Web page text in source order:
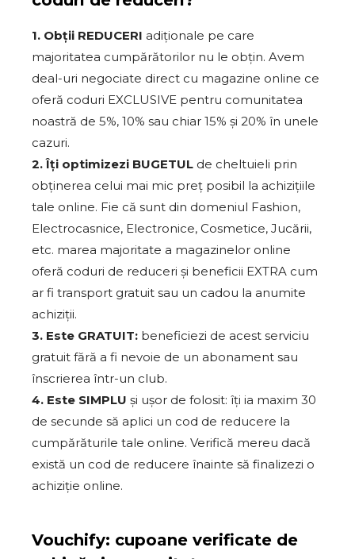
1. Obții REDUCERI adiționale pe care
majoritatea cumpărătorilor nu le obțin. Avem
deal-uri negociate direct cu magazine online ce
oferă coduri EXCLUSIVE pentru comunitatea
noastră de 5%, 10% sau chiar 15% și 20% în unele
cazuri.
2. Îți optimizezi BUGETUL de cheltuieli prin
obținerea celui mai mic preț posibil la achizițiile
tale online. Fie că sunt din domeniul Fashion,
Electrocasnice, Electronice, Cosmetice, Jucării,
etc. marea majoritate a magazinelor online
oferă coduri de reduceri și beneficii EXTRA cum
ar fi transport gratuit sau un cadou la anumite
achiziții.
3. Este GRATUIT: beneficiezi de acest serviciu
gratuit fără a fi nevoie de un abonament sau
înscrierea într-un club.
4. Este SIMPLU și ușor de folosit: îți ia maxim 30
de secunde să aplici un cod de reducere la
cumpărăturile tale online. Verifică mereu dacă
există un cod de reducere înainte să finalizezi o
achiziție online.
Vouchify: cupoane verificate de